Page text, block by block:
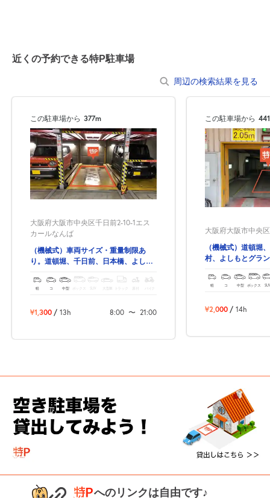
近くの予約できる特P駐車場
周辺の検索結果を見る
この駐車場から 377m
大阪府大阪市中央区千日前2-10-1エス
カールなんば
（機械式）車両サイズ・重量制限あ
り。道頓堀、千日前、日本橋、よしも
軽 コ 中型 ボックス SUV 大型車 トラック バイク
¥1,300 / 13h 8:00 〜 21:00
この駐車場から
大阪府大阪市中央
（機械式）道頓堀
村、よしもとグラ
軽 コ 中型 ボックス
¥2,000 / 14h
へのリンクは自由です♪